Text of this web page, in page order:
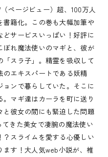
ページビュー）超、100万人
籍化。この巻も大幅加筆や
サービスいっぱい！好評に
ぼれ魔法使いのマギと、彼が
スラ子」。精霊を吸収して
のエキスパートである妖精
ンで暮らしていた。そこに
マギ達はカーラを町に送り
と彼女の間にも緊迫した問題
きた美女で凄腕の魔法使い
スライムを愛する心優しい
す！大人気web小説が、椎